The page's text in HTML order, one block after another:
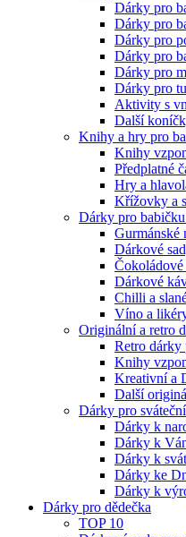
Dárky pro
Dárky pro
Dárky pro
Dárky pro
Dárky pro
Dárky pro
Aktivity s
Další
Knihy a hry pro
Knihy
Předplatné
Hry a
Křížovky a
Dárky pro
Gurmánské
Dárkové
Dárkové
Chilli a
Víno a
Originální a retro
Retro dárky
Knihy
Kreativní a
Další
Dárky pro
Dárky k
Dárky k
Dárky k
Dárky ke
Dárky k
Dárky pro dědečka
TOP 10